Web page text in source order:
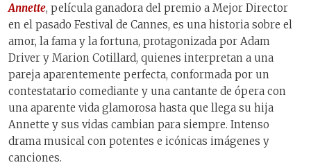
Annette, película ganadora del premio a Mejor Director
en el pasado Festival de Cannes, es una historia sobre el
amor, la fama y la fortuna, protagonizada por Adam
Driver y Marion Cotillard, quienes interpretan a una
pareja aparentemente perfecta, conformada por un
contestatario comediante y una cantante de ópera con
una aparente vida glamorosa hasta que llega su hija
Annette y sus vidas cambian para siempre. Intenso
drama musical con potentes e icónicas imágenes y
canciones.